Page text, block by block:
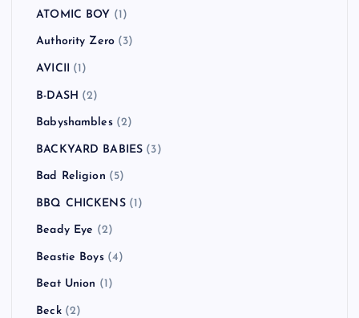
ATOMIC BOY (1)
Authority Zero (3)
AVICII (1)
B-DASH (2)
Babyshambles(2)
BACKYARD BABIES (3)
Bad Religion (5)
BBQ CHICKENS(1)
Beady Eye (2)
Beastie Boys(4)
Beat Union (1)
Beck(2)